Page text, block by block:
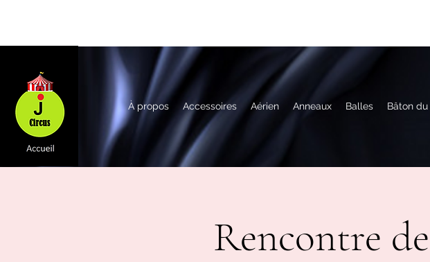
À propos Accessoires Aérien Anneaux Balles Bâton
Rencontre